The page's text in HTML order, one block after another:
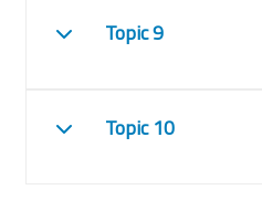
EinklappenTopic 9
EinklappenTopic 10